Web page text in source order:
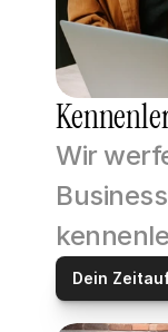
Wir
Dein